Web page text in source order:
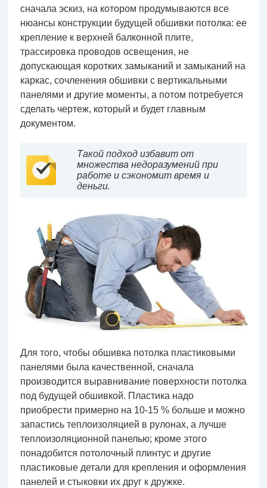
сначала эскиз, на котором продумываются все
нюансы конструкции будущей обшивки потолка: ее
крепление к верхней балконной плите,
трассировка проводов освещения, не
допускающая коротких замыканий и замыканий на
каркас, сочленения обшивки с вертикальными
панелями и другие моменты, а потом потребуется
сделать чертеж, который и будет главным
документом.
Такой подход избавит от
множества недоразумений при
работе и сэкономит время и
деньги.
Для того, чтобы обшивка потолка пластиковыми
панелями была качественной, сначала
производится выравнивание поверхности потолка
под будущей обшивкой. Пластика надо
приобрести примерно на 10-15 % больше и можно
запастись теплоизоляцией в рулонах, а лучше
теплоизоляционной панелью; кроме этого
понадобится потолочный плинтус и другие
пластиковые детали для крепления и оформления
панелей и стыковки их друг к дружке.